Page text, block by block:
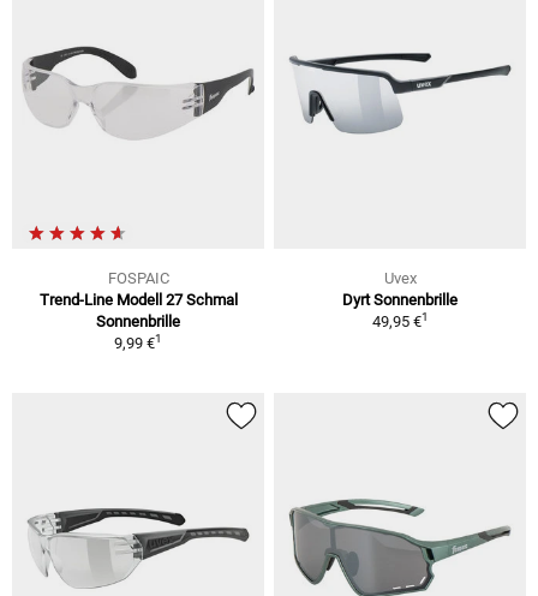
FOSPAIC
Trend-Line Modell 27 Schmal
Sonnenbrille
9,99 €1
Uvex
Dyrt Sonnenbrille
49,95 €1